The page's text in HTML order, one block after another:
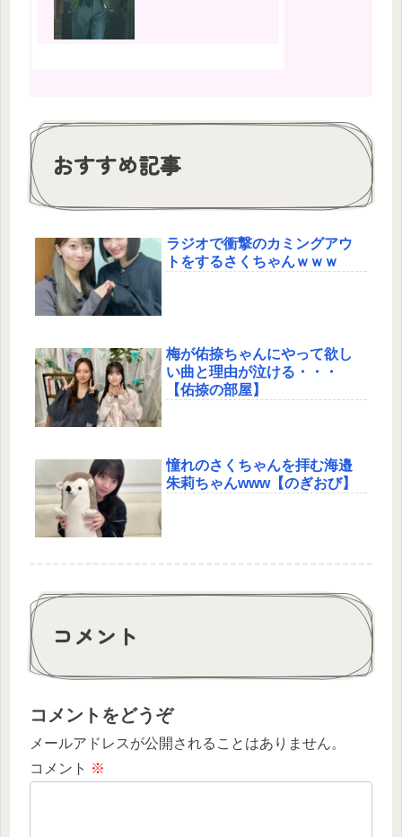
おすすめ記事
ラジオで衝撃のカミングアウ
トをするさくちゃんｗｗｗ
梅が佑捺ちゃんにやって欲し
い曲と理由が泣ける・・・
【佑捺の部屋】
憧れのさくちゃんを拝む海邉
朱莉ちゃんwww【のぎおび】
コメント
コメントをどうぞ
メールアドレスが公開されることはありません。
コメント ※